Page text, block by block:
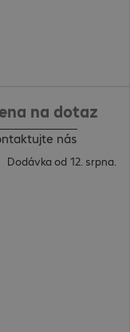
na dotaz
nás
Dodávka od 12. srpna.